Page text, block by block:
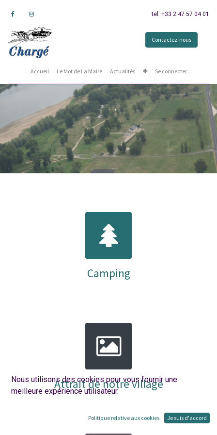
tel: +33 2 47 57 04 01
Contactez-nous
Accueil Le Mot de La Maire Actualités Se connecter
Camping
Attrait de notre village
Nous utilisons des cookies pour vous fournir une
meilleure expérience utilisateur.
Politique relative aux cookies Je suis d'accord